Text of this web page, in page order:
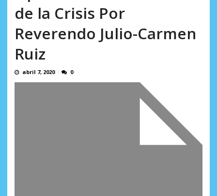
de la Crisis Por
Reverendo Julio-Carmen
Ruiz
abril 7, 2020 0